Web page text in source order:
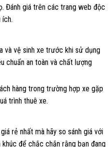
Đánh giá trên các trang web độc
và vệ sinh xe trước khi sử dụng
chuẩn an toàn và chất lượng
hàng trong trường hợp xe gặp
trình thuê xe.
rẻ nhất mà hãy so sánh giá với
để chắc chắn rằng bạn đang